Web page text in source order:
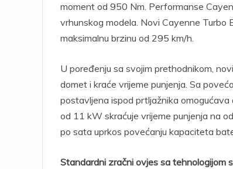
moment od 950 Nm. Performanse
vrhunskog modela. Novi Cayenne
maksimalnu brzinu od 295 km/h.
U poređenju sa svojim prethodnikom,
domet i kraće vrijeme punjenja. Sa
postavljena ispod prtljažnika
od 11 kW skraćuje vrijeme punjenja na
po sata uprkos povećanju kapaciteta
Standardni zračni ovjes sa tehnologijom